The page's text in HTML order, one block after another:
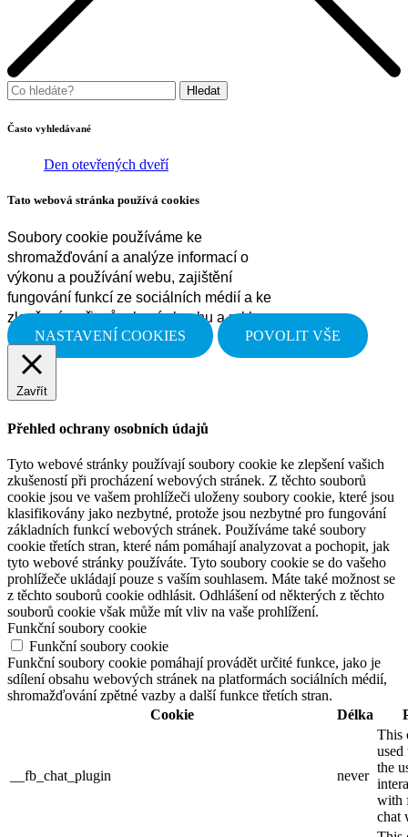
Často vyhledávané
Den otevřených dveří
Tato webová stránka používá cookies
Soubory cookie používáme ke
shromažďování a analýze informací o
výkonu a používání webu, zajištění
fungování funkcí ze sociálních médií a ke
zlepšení a přizpůsobení obsahu a reklam.
NASTAVENÍ COOKIES
POVOLIT VŠE
Zavřít
Přehled ochrany osobních údajů
Tyto webové stránky používají soubory cookie ke zlepšení vašich
zkušeností při procházení webových stránek. Z těchto souborů
cookie jsou ve vašem prohlížeči uloženy soubory cookie, které jsou
klasifikovány jako nezbytné, protože jsou nezbytné pro fungování
základních funkcí webových stránek. Používáme také soubory
cookie třetích stran, které nám pomáhají analyzovat a pochopit, jak
tyto webové stránky používáte. Tyto soubory cookie se do vašeho
prohlížeče ukládají pouze s vaším souhlasem. Máte také možnost se
z těchto souborů cookie odhlásit. Odhlášení od některých z těchto
souborů cookie však může mít vliv na vaše prohlížení.
Funkční soubory cookie
Funkční soubory cookie
Funkční soubory cookie pomáhají provádět určité funkce, jako je
sdílení obsahu webových stránek na platformách sociálních médií,
shromažďování zpětné vazby a další funkce třetích stran.
Cookie
Délka
__fb_chat_plugin never
This
used
the
with
chat